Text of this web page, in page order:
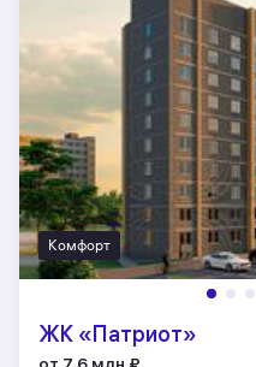
Комфорт
ЖК «Патриот»